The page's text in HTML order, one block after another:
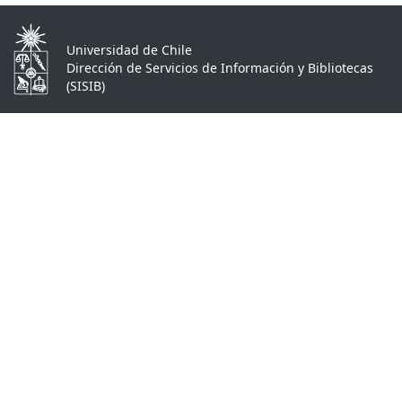
Universidad de Chile
Dirección de Servicios de Información y Bibliotecas
(SISIB)